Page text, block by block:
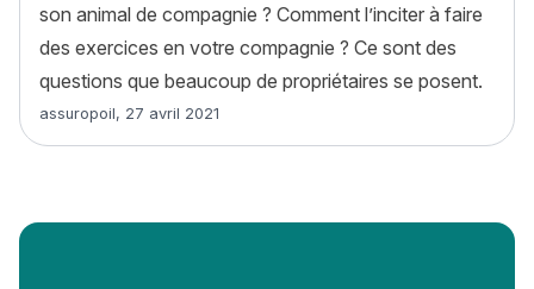
son animal de compagnie ? Comment l’inciter à faire
des exercices en votre compagnie ? Ce sont des
questions que beaucoup de propriétaires se posent.
Article rédigé par
assuropoil, 27 avril 2021